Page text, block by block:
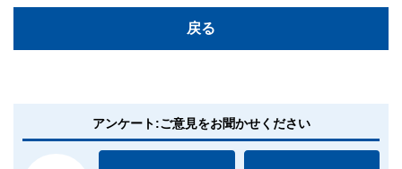
戻る
アンケート:ご意見をお聞かせください